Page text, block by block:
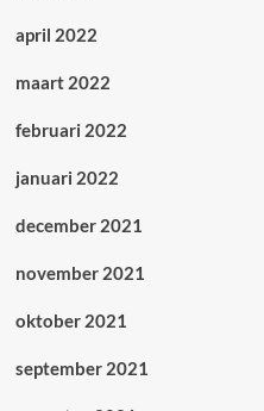
april 2022
maart 2022
februari 2022
januari 2022
december 2021
november 2021
oktober 2021
september 2021